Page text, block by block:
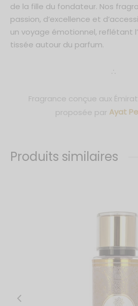
de la fille du fondateur. Nos
passion, d’excellence et
un voyage émotionnel, reflétant
tissée autour du parfum.
∴
Fragrance conçue aux
proposée par Ayat
Produits similaires